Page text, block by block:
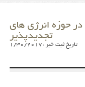
در حوزه انرژی های
تجدیدپذیر
تاریخ ثبت خبر :1/30/2017